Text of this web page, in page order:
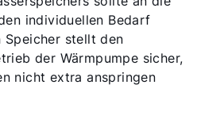
individuellen Bedarf
Speicher stellt den
der Wärmpumpe sicher,
nicht extra anspringen